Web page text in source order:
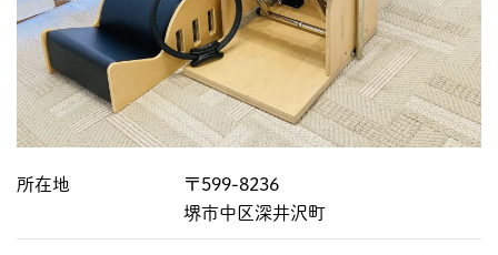
所在地
〒599-8236
堺市中区深井沢町